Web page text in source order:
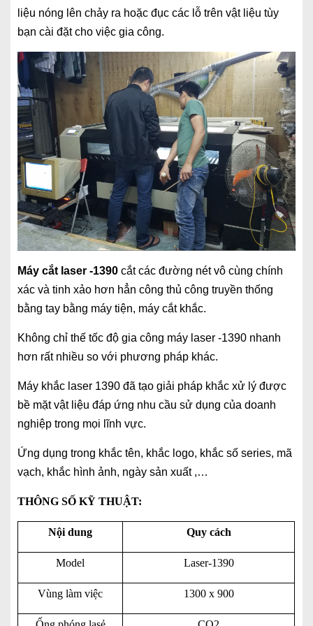
liệu nóng lên chảy ra hoặc đục các lỗ trên vật liệu tùy
bạn cài đặt cho việc gia công.
Máy cắt laser -1390 cắt các đường nét vô cùng chính
xác và tinh xảo hơn hẳn công thủ công truyền thống
bằng tay bằng máy tiện, máy cắt khắc.
Không chỉ thế tốc độ gia công máy laser -1390 nhanh
hơn rất nhiều so với phương pháp khác.
Máy khắc laser 1390 đã tạo giải pháp khắc xử lý được
bề mặt vật liệu đáp ứng nhu cầu sử dụng của doanh
nghiệp trong mọi lĩnh vực.
Ứng dụng trong khắc tên, khắc logo, khắc số series, mã
vạch, khắc hình ảnh, ngày sản xuất ,…
THÔNG SỐ KỸ THUẬT:
Nội dung Quy cách
Model Laser-1390
Vùng làm việc 1300 x 900